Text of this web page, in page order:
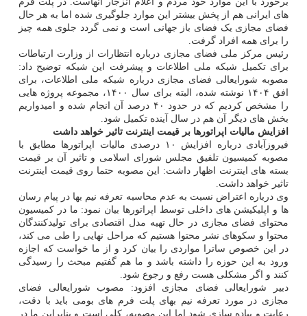
های ایرانی هم از پخش بیشتر این موارد جلوگیری شده اما به هر حال
فضای مجازی یک فضای باز جهانی است و نمی گردد جلوی همه چیز
را برای همه افراد گرفت.
رئیس مرکز ملی فضای مجازی درباره انتظارات از وزارت ارتباطات
برای تکمیل شبکه ملی اطلاعات و پیشرفت این شبکه توضیح داد:
مصوبه شورایعالی فضای مجازی درباره شبکه ملی اطلاعات، برای
افق ۱۴۰۴ نوشته شده، البته برای سال ۱۴۰۰، مجموعه پروژه هایی
را مشخص کردیم که در حدود ۴۰ درصد آن انجام شده و امیدواریم
بخش های دیگر آن هم در سال آینده تکمیل شود.
افزایش مالیات اپراتورها بر قیمت اینترنت تاثیر خواهد داشت
فیروزآبادی درباره افزایش ۱۰ درصدی مالیات اپراتورها مطابق با
مصوبه کمیسیون تلفیق مجلس شورای اسلامی و تاثیر آن بر قیمت
بسته های اینترنت اظهار داشت: این مصوبه حتما روی قیمت اینترنت
تاثیر خواهد داشت.
وی درباره اعتراض نسبت به عدم محاسبه تعرفه نیم بها در پیام رسان
ها و اپلیکیشن های داخلی توسط اپراتورها بیان نمود: ما در کمیسیون
محتوای فضای مجازی در حال تهیه مدل اقتصادی برای تولیدکنندگان
محتوا و سکوهای نشر محتوا هستیم که مراحل نهایی را طی می کند،
در این خصوص ساترا مواردی را بیان کرد و از ما خواست که اجازه
ورود به این حوزه را داشته باشد و ما هم گفتیم مبحث را رسیدگی
کنند و اگر مشکلی هست رفع و رجوع شود.
دبیر شورایعالی فضای مجازی افزود: مصوب شورایعالی فضای
مجازی در مورد تعرفه نیم بهای پلت فرم های بومی باید با دقت،
رعایت و پیاده سازی شود اما این مصوبه، کلی است و بنابراین ما در